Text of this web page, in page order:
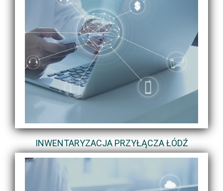
INWENTARYZACJA PRZYŁĄCZA ŁÓDŹ